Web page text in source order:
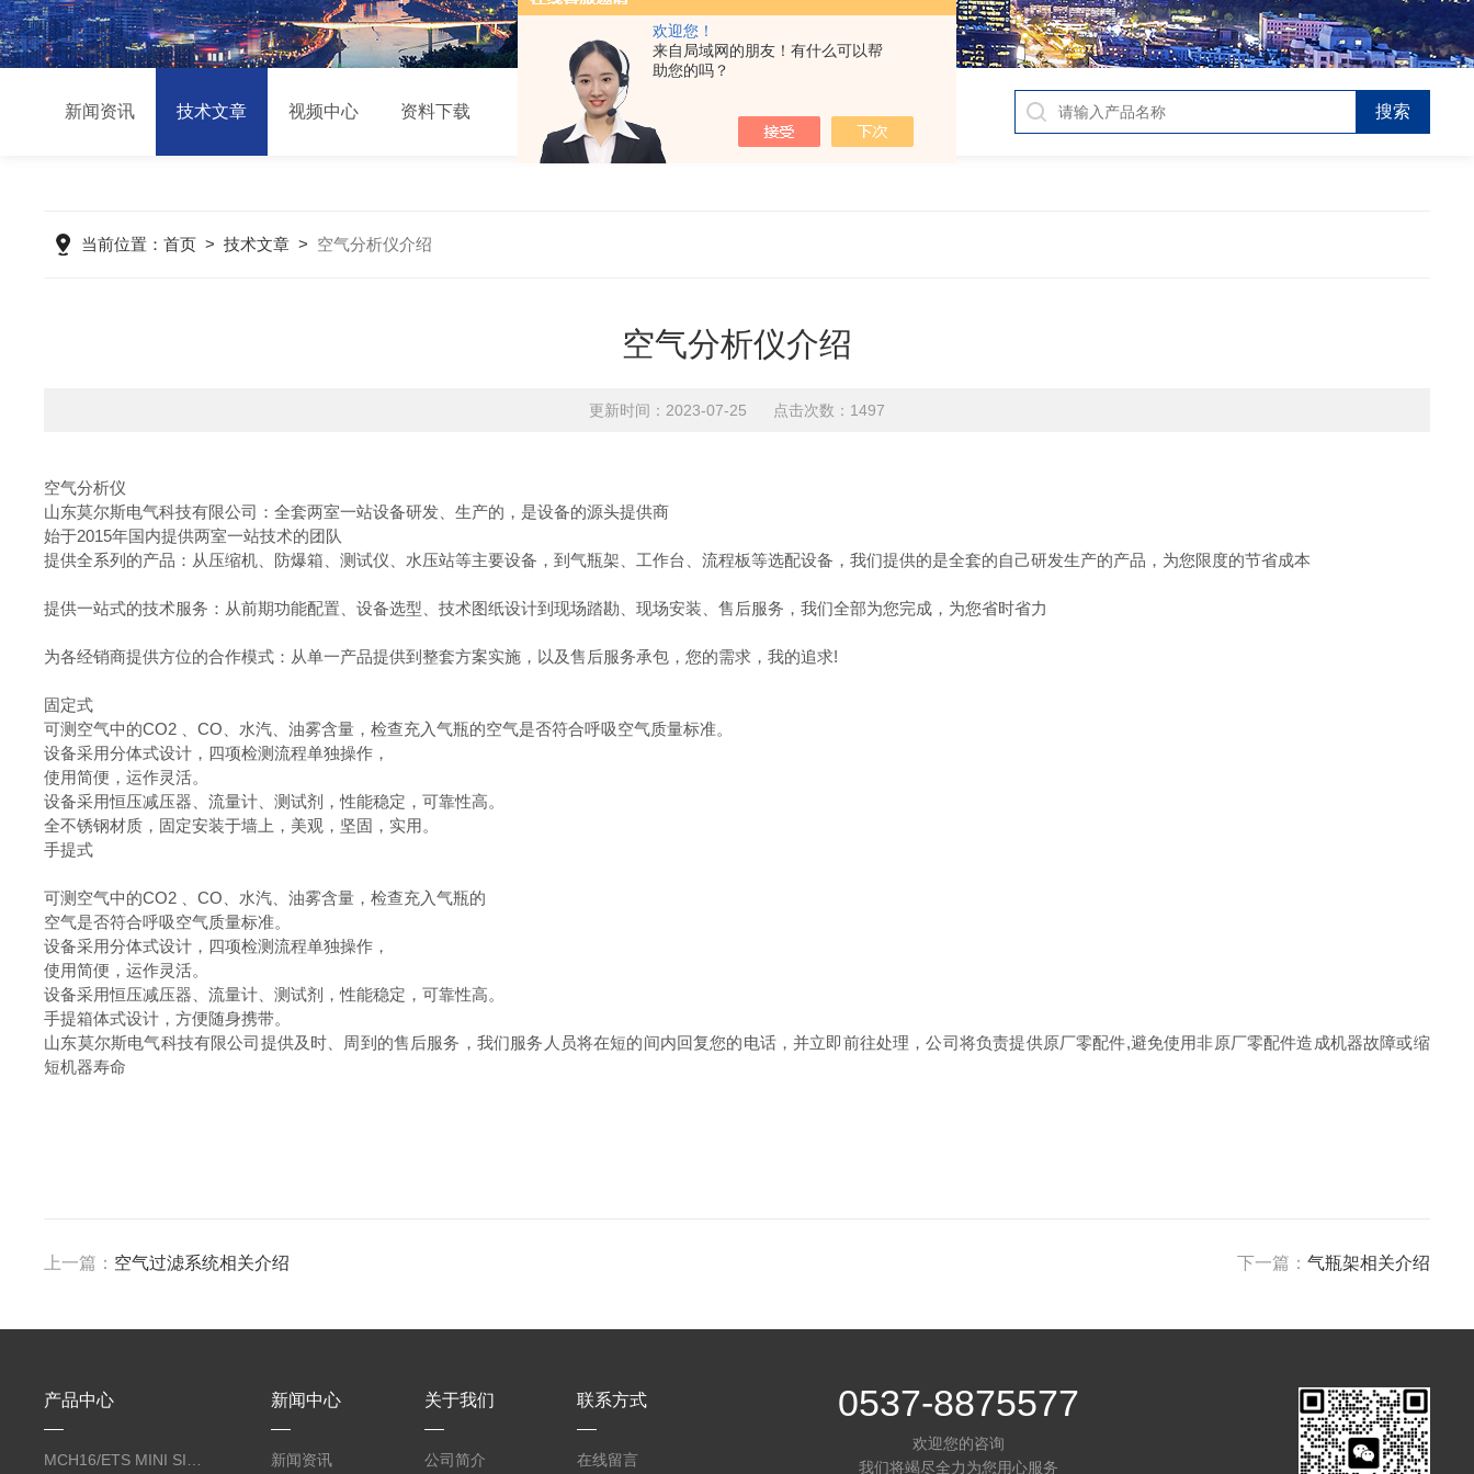
欢迎您！
来自局域网的朋友！有什么可以帮
助您的吗？
新闻资讯 技术文章 视频中心 资料下载
当前位置：首页 >技术文章 > 空气分析仪介绍
空气分析仪介绍
更新时间：2023-07-25 点击次数：1497
空气分析仪
山东莫尔斯电气科技有限公司：全套两室一站设备研发、生产的，是设备的源头提供商
始于2015年国内提供两室一站技术的团队
提供全系列的产品：从压缩机、防爆箱、测试仪、水压站等主要设备，到气瓶架、工作台、流程板等选配设备，我们提供的是全套的自己研发生产的产品，为您限度的节省成本
提供一站式的技术服务：从前期功能配置、设备选型、技术图纸设计到现场踏勘、现场安装、售后服务，我们全部为您完成，为您省时省力
为各经销商提供方位的合作模式：从单一产品提供到整套方案实施，以及售后服务承包，您的需求，我的追求!
固定式
可测空气中的CO2 、CO、水汽、油雾含量，检查充入气瓶的空气是否符合呼吸空气质量标准。
设备采用分体式设计，四项检测流程单独操作，
使用简便，运作灵活。
设备采用恒压减压器、流量计、测试剂，性能稳定，可靠性高。
全不锈钢材质，固定安装于墙上，美观，坚固，实用。
手提式
可测空气中的CO2 、CO、水汽、油雾含量，检查充入气瓶的
空气是否符合呼吸空气质量标准。
设备采用分体式设计，四项检测流程单独操作，
使用简便，运作灵活。
设备采用恒压减压器、流量计、测试剂，性能稳定，可靠性高。
手提箱体式设计，方便随身携带。
山东莫尔斯电气科技有限公司提供及时、周到的售后服务，我们服务人员将在短的间内回复您的电话，并立即前往处理，公司将负责提供原厂零配件,避免使用非原厂零配件造成机器故障或缩
短机器寿命
上一篇： 空气过滤系统相关介绍 下一篇： 气瓶架相关介绍
产品中心 新闻中心
新闻资讯
关于我们
公司简介
联系方式
在线留言
0537-8875577
欢迎您的咨询
我们将竭尽全力为您用心服务